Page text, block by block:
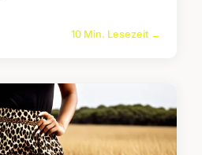
10 Min. Lesezeit →